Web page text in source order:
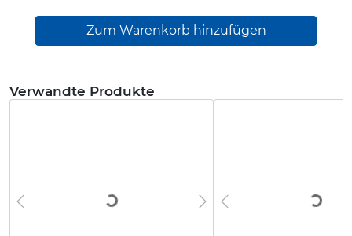
Verwandte Produkte
Loading...
Previous NextPrevious